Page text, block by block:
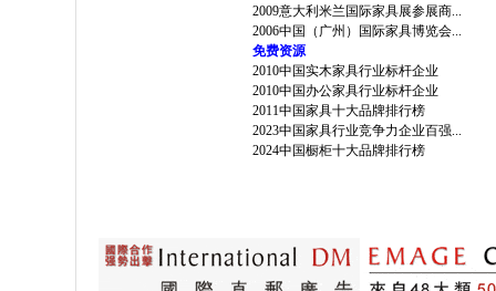
2009意大利米兰国际家具展参展商...
2006中国（广州）国际家具博览会...
免费资源
2010中国实木家具行业标杆企业
2010中国办公家具行业标杆企业
2011中国家具十大品牌排行榜
2023中国家具行业竞争力企业百强...
2024中国橱柜十大品牌排行榜